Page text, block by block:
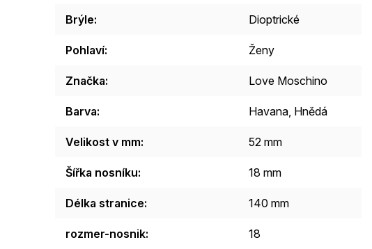
Brýle: Dioptrické
Pohlaví: Ženy
Značka: Love Moschino
Barva: Havana, Hnědá
Velikost v mm: 52 mm
Šířka nosníku: 18 mm
Délka stranice: 140 mm
rozmer-nosnik: 18